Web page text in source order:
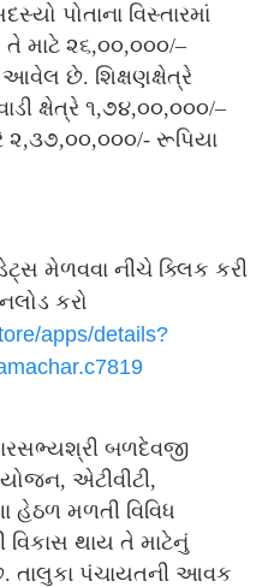
પોતાના વિસ્તારમાં
તે માટે ૨૬,૦૦,૦૦૦/–
આવેલ છે. શિક્ષણક્ષેત્રે
ક્ષેત્રે ૧,૭૪,૦૦,૦૦૦/–
૨,૩૭,૦૦,૦૦૦/- રૂપિયા
મેળવવા નીચે ક્લિક કરી
કરો
apps/details?
બળદેવજી
એટીવીટી,
હેઠળ મળતી વિવિધ
વિકાસ થાય તે માટેનું
પંચાયતની આવક